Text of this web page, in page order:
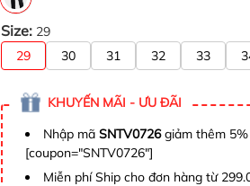
Size: 29
29 30 31 32 33
KHUYẾN MÃI - ƯU ĐÃI
Nhập mã SNTV0726giảm thêm 5%
[coupon="SNTV0726"]
Miễn phí Ship cho đơn hàng từ